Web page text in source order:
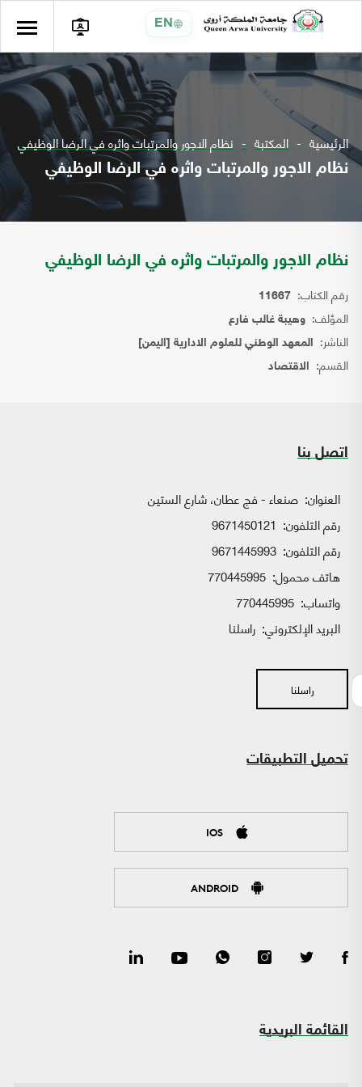
EN
الرئيسية المكتبة نظام الاجور والمرتبات واثره في الرضا الوظيفي
نظام الاجور والمرتبات واثره في الرضا الوظيفي
نظام الاجور والمرتبات واثره في الرضا الوظيفي
رقم الكتاب: 11667
المؤلف: وهيبة غالب فارع
الناشر: المعهد الوطني للعلوم الادارية [اليمن]
القسم: الاقتصاد
اتصل بنا
العنوان: صنعاء - فج عطان، شارع الستين
رقم التلفون: 9671450121
رقم التلفون: 9671445993
هاتف محمول: 770445995
واتساب:
البريد الإلكتروني: راسلنا
راسلنا
تحميل التطبيقات
IOS
ANDROID
القائمة البريدية